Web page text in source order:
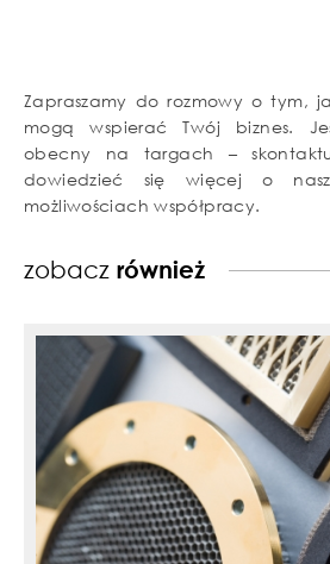
Zapraszamy do rozmowy o tym,
mogą wspierać Twój biznes.
obecny na targach –
dowiedzieć się więcej o
możliwościach współpracy.
zobacz również